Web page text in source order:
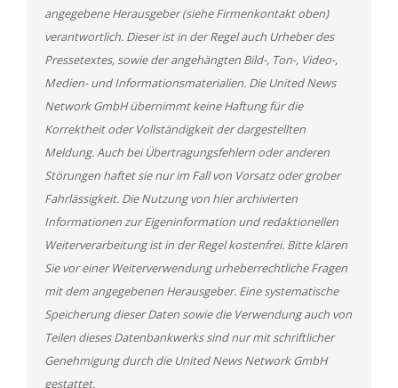
angegebene Herausgeber (siehe Firmenkontakt oben)
verantwortlich. Dieser ist in der Regel auch Urheber des
Pressetextes, sowie der angehängten Bild-, Ton-, Video-,
Medien- und Informationsmaterialien. Die United News
Network GmbH übernimmt keine Haftung für die
Korrektheit oder Vollständigkeit der dargestellten
Meldung. Auch bei Übertragungsfehlern oder anderen
Störungen haftet sie nur im Fall von Vorsatz oder grober
Fahrlässigkeit. Die Nutzung von hier archivierten
Informationen zur Eigeninformation und redaktionellen
Weiterverarbeitung ist in der Regel kostenfrei. Bitte klären
Sie vor einer Weiterverwendung urheberrechtliche Fragen
mit dem angegebenen Herausgeber. Eine systematische
Speicherung dieser Daten sowie die Verwendung auch von
Teilen dieses Datenbankwerks sind nur mit schriftlicher
Genehmigung durch die United News Network GmbH
gestattet.